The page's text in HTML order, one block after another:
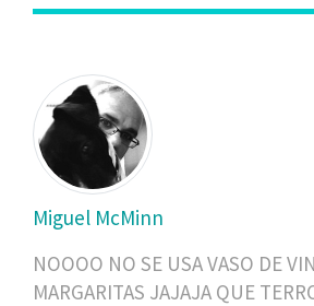
Miguel McMinn
NOOOO NO SE USA VASO DE
MARGARITAS JAJAJA QUE